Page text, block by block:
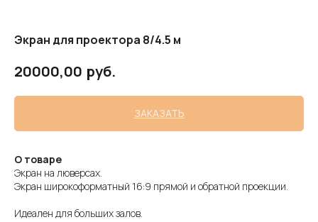
Экран для проектора 8/4.5 м
20000,00 руб.
ЗАКАЗАТЬ
О товаре
Экран на люверсах.
Экран широкоформатный 16:9 прямой и обратной проекции.
Идеален для больших залов.